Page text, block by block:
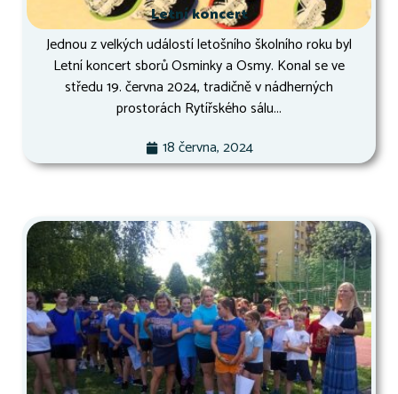
Letní koncert
Jednou z velkých událostí letošního školního roku byl
Letní koncert sborů Osminky a Osmy. Konal se ve
středu 19. června 2024, tradičně v nádherných
prostorách Rytířského sálu...
18 června, 2024